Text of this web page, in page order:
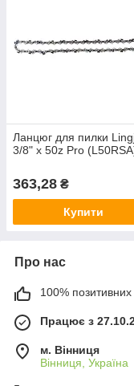
Ланцюг для пилки
3/8" x 50z Pro
363,28 ₴
Купити
Про нас
100% позитивних
Працює з
м. Вінниця
Вінниця, Україна